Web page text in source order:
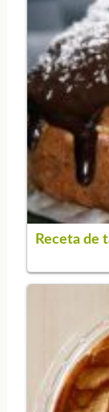
Receta de